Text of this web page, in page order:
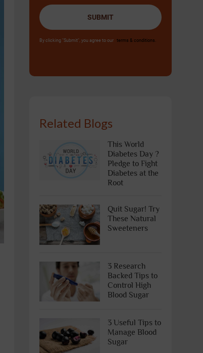
SUBMIT
By clicking "Submit", you agree to our terms & conditions.
Related Blogs
This World
Diabetes Day ?
Pledge to Fight
Diabetes at the
Root
Quit Sugar! Try
These Natural
Sweeteners
3 Research
Backed Tips to
Control High
Blood Sugar
3 Useful Tips to
Manage Blood
Sugar